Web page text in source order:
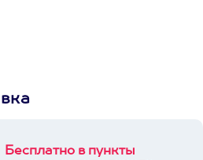
Бесплатно в пункты